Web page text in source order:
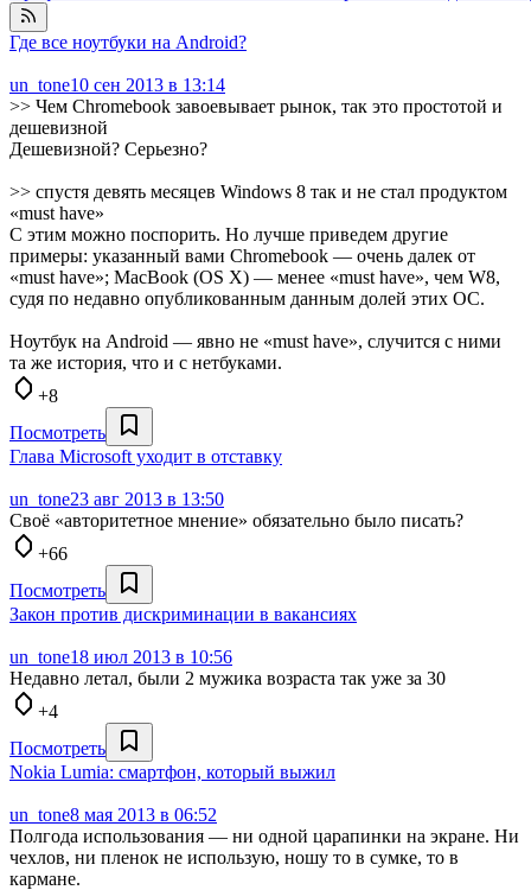
Где все ноутбуки на Android?
un_tone10 сен 2013 в 13:14
>> Чем Chromebook завоевывает рынок, так это простотой и
дешевизной
Дешевизной? Серьезно?
>> спустя девять месяцев Windows 8 так и не стал продуктом
«must have»
С этим можно поспорить. Но лучше приведем другие
примеры: указанный вами Chromebook — очень далек от
«must have»; MacBook (OS X) — менее «must have», чем W8,
судя по недавно опубликованным данным долей этих ОС.
Ноутбук на Android — явно не «must have», случится с ними
та же история, что и с нетбуками.
+8
Посмотреть
Глава Microsoft уходит в отставку
un_tone23 авг 2013 в 13:50
Своё «авторитетное мнение» обязательно было писать?
+66
Посмотреть
Закон против дискриминации в вакансиях
un_tone18 июл 2013 в 10:56
Недавно летал, были 2 мужика возраста так уже за 30
+4
Посмотреть
Nokia Lumia: смартфон, который выжил
un_tone8 мая 2013 в 06:52
Полгода использования — ни одной царапинки на экране. Ни
чехлов, ни пленок не использую, ношу то в сумке, то в
кармане.